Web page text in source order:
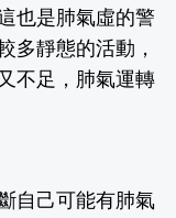
也是肺氣虛的警
多靜態的活動，
不足，肺氣運轉
自己可能有肺氣